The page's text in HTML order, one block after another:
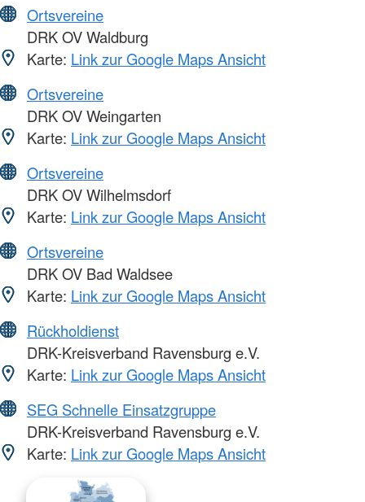
Ortsvereine
DRK OV Waldburg
Karte: Link zur Google Maps Ansicht
Ortsvereine
DRK OV Weingarten
Karte: Link zur Google Maps Ansicht
Ortsvereine
DRK OV Wilhelmsdorf
Karte: Link zur Google Maps Ansicht
Ortsvereine
DRK OV Bad Waldsee
Karte: Link zur Google Maps Ansicht
Rückholdienst
DRK-Kreisverband Ravensburg e.V.
Karte: Link zur Google Maps Ansicht
SEG Schnelle Einsatzgruppe
DRK-Kreisverband Ravensburg e.V.
Karte: Link zur Google Maps Ansicht